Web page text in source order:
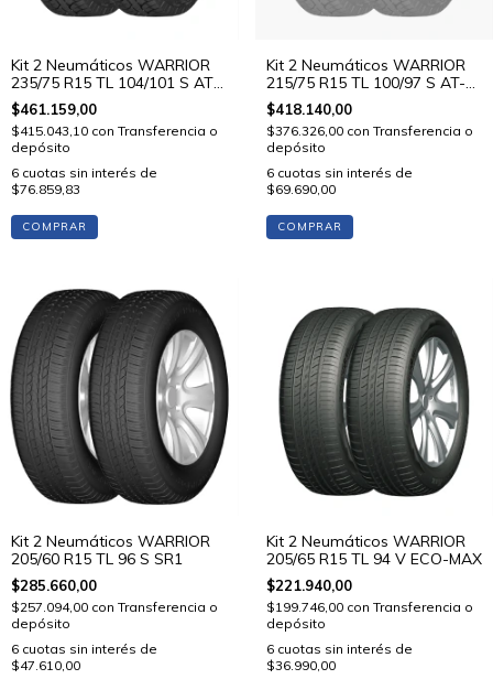
Kit 2 Neumáticos WARRIOR
235/75 R15 TL 104/101 S AT-
PLUS
$461.159,00
$415.043,10 con Transferencia o
depósito
6 cuotas sin interés de
$76.859,83
COMPRAR
Kit 2 Neumáticos WARRIOR
215/75 R15 TL 100/97 S AT-
PLUS
$418.140,00
$376.326,00 con Transferencia o
depósito
6 cuotas sin interés de
$69.690,00
COMPRAR
Kit 2 Neumáticos WARRIOR
205/60 R15 TL 96 S SR1
$285.660,00
$257.094,00 con Transferencia o
depósito
6 cuotas sin interés de
$47.610,00
Kit 2 Neumáticos WARRIOR
205/65 R15 TL 94 V ECO-MAX
$221.940,00
$199.746,00 con Transferencia o
depósito
6 cuotas sin interés de
$36.990,00